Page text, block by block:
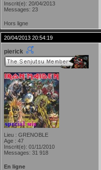
Inscrit(e): 20/04/2013
Messages: 23
Hors ligne
20/04/2013 20:54:19
pierick
Lieu : GRENOBLE
Age : 47
Inscrit(e): 01/11/2010
Messages: 31 918
En ligne